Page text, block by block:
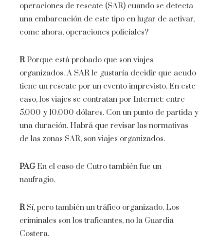
operaciones de rescate (SAR) cuando se detecta
una embarcación de este tipo en lugar de activar,
come ahora, operaciones policiales?
RPorque está probado que son viajes
organizados. A SAR le gustaría decidir que acudo
tiene un rescate por un evento imprevisto. En este
caso, los viajes se contratan por Internet: entre
5.000 y 10.000 dólares. Con un punto de partida y
una duración. Habrá que revisar las normativas
de las zonas SAR, son viajes organizados.
PAGEn el caso de Cutro también fue un
naufragio.
RSí, pero también un tráfico organizado. Los
criminales son los traficantes, no la Guardia
Costera.